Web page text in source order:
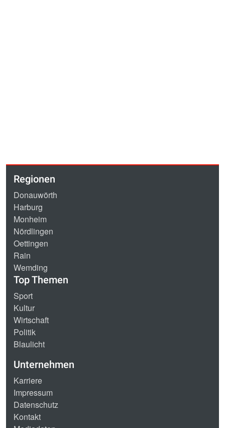
Regionen
Donauwörth
Harburg
Monheim
Nördlingen
Oettingen
Rain
Wemding
Top Themen
Sport
Kultur
Wirtschaft
Politik
Blaulicht
Unternehmen
Karriere
Impressum
Datenschutz
Kontakt